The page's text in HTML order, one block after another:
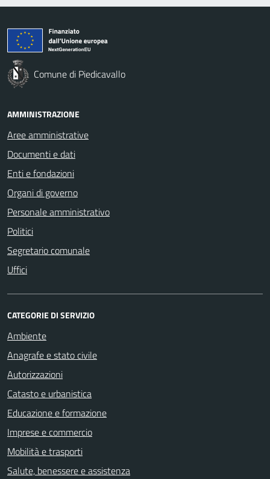
Comune di Piedicavallo
AMMINISTRAZIONE
Aree amministrative
Documenti e dati
Enti e fondazioni
Organi di governo
Personale amministrativo
Politici
Segretario comunale
Uffici
CATEGORIE DI SERVIZIO
Ambiente
Anagrafe e stato civile
Autorizzazioni
Catasto e urbanistica
Educazione e formazione
Imprese e commercio
Mobilità e trasporti
Salute, benessere e assistenza